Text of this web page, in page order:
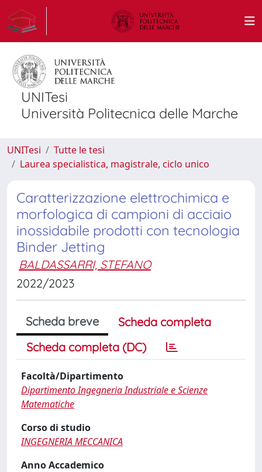
UNITesi
Università Politecnica delle Marche
UNITesi
Tutte le tesi
Laurea specialistica, magistrale, ciclo unico
Caratterizzazione elettrochimica e
morfologica di campioni di acciaio
inossidabile prodotti con tecnologia
Binder Jetting
BALDASSARRI, STEFANO
2022/2023
Scheda breve
Scheda completa
Scheda completa (DC)
Facoltà/Dipartimento
Dipartimento Ingegneria Industriale e Scienze
Matematiche
Corso di studio
INGEGNERIA MECCANICA
Anno Accademico